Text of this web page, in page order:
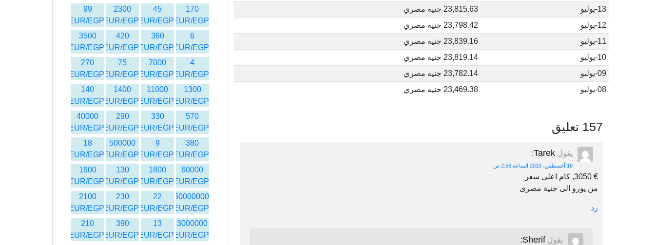
13-يوليو
23,815.63 جنيه مصري
12-يوليو
23,798.42 جنيه مصري
11-يوليو
23,839.16 جنيه مصري
10-يوليو
23,819.14 جنيه مصري
09-يوليو
23,782.14 جنيه مصري
08-يوليو
23,469.38 جنيه مصري
157 تعليق
يقول Tarek
:
16 أغسطس، 2019 الساعة 2:53 ص
€ 3050, كام اعلى سعر
من يورو الى جنية مصرى
رد
يقول Sherif
:
170
EUR/EGP
45
EUR/EGP
2300
EUR/EGP
99
EUR/EGP
6
EUR/EGP
360
EUR/EGP
420
EUR/EGP
3500
EUR/EGP
4
EUR/EGP
7000
EUR/EGP
75
EUR/EGP
270
EUR/EGP
1300
EUR/EGP
11000
EUR/EGP
1400
EUR/EGP
140
EUR/EGP
570
EUR/EGP
330
EUR/EGP
290
EUR/EGP
40000
EUR/EGP
380
EUR/EGP
9
EUR/EGP
500000
EUR/EGP
18
EUR/EGP
60000
EUR/EGP
1800
EUR/EGP
130
EUR/EGP
1600
EUR/EGP
150000000
EUR/EGP
22
EUR/EGP
230
EUR/EGP
2100
EUR/EGP
3000000
EUR/EGP
13
EUR/EGP
390
EUR/EGP
210
EUR/EGP